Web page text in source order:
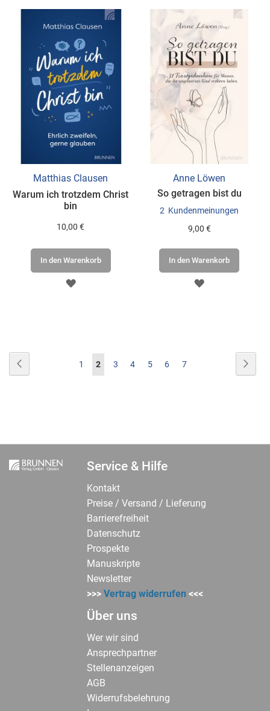
Matthias Clausen
Warum ich trotzdem Christ
bin
10,00 €
In den Warenkorb
ZUR
Anne Löwen
So getragen bist du
2 Kundenmeinungen
9,00 €
In den Warenkorb
ZUR
Seite
Seite
1 Sie
2 Seite
3 Seite
4 Seite
5 Seite
6 Seite
7
Service & Hilfe
Kontakt
Preise / Versand / Lieferung
Barrierefreiheit
Datenschutz
Prospekte
Manuskripte
Newsletter
>>>Vertrag widerrufen <<<
Über uns
Wer wir sind
Ansprechpartner
Stellenanzeigen
AGB
Widerrufsbelehrung